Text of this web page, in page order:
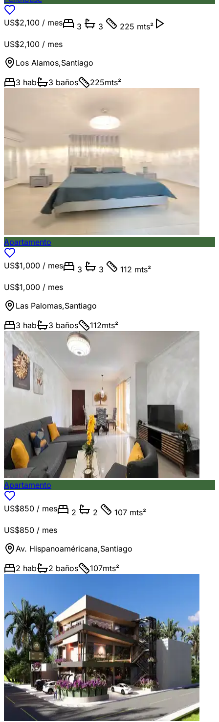
US$2,100 / mes 3 3
225 mts²
US$2,100 / mes
Los Alamos,Santiago
3 hab 3 baños 225mts²
Apartamento
US$1,000 / mes 3 3
112 mts²
US$1,000 / mes
Las Palomas,Santiago
3 hab 3 baños 112mts²
Apartamento
US$850 / mes 2 2
107 mts²
US$850 / mes
Av. Hispanoaméricana,Santiago
2 hab 2 baños 107mts²